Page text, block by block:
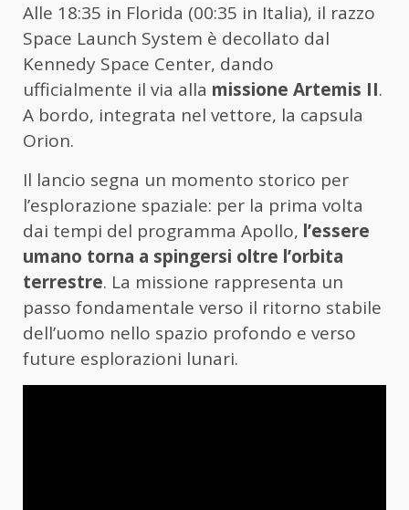
Alle 18:35 in Florida (00:35 in Italia), il razzo
Space Launch System è decollato dal
Kennedy Space Center, dando
ufficialmente il via alla missione Artemis II.
A bordo, integrata nel vettore, la capsula
Orion.
Il lancio segna un momento storico per
l’esplorazione spaziale: per la prima volta
dai tempi del programma Apollo, l’essere
umano torna a spingersi oltre l’orbita
terrestre. La missione rappresenta un
passo fondamentale verso il ritorno stabile
dell’uomo nello spazio profondo e verso
future esplorazioni lunari.